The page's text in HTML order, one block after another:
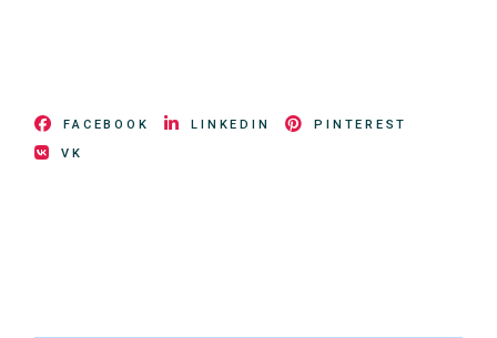
FACEBOOK LINKEDIN
PINTEREST
VK